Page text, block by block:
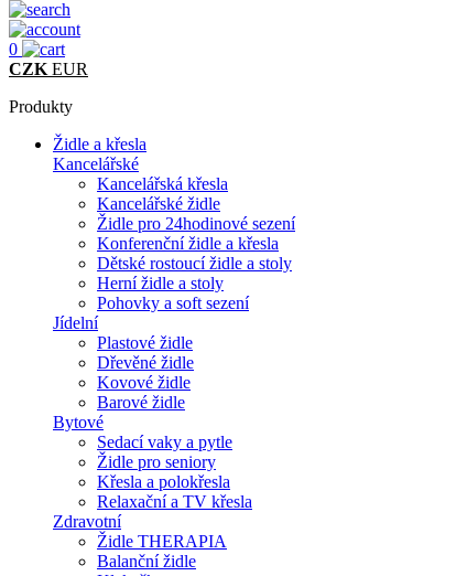
0
CZK EUR
Produkty
Židle a křesla
Kancelářské
Kancelářská křesla
Kancelářské židle
Židle pro 24hodinové sezení
Konferenční židle a křesla
Dětské rostoucí židle a stoly
Herní židle a stoly
Pohovky a soft sezení
Jídelní
Plastové židle
Dřevěné židle
Kovové židle
Barové židle
Bytové
Sedací vaky a pytle
Židle pro seniory
Křesla a polokřesla
Relaxační a TV křesla
Zdravotní
Židle THERAPIA
Balanční židle